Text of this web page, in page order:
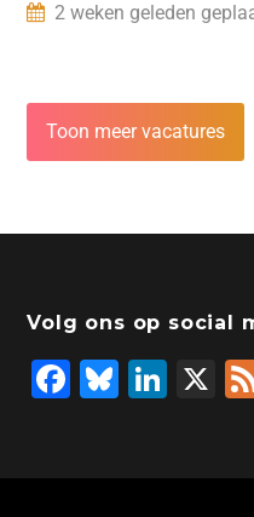
2 weken geleden
Toon meer vacatures
Volg ons op social
F
Bl
Li
X